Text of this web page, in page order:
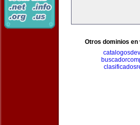
Otros dominios en